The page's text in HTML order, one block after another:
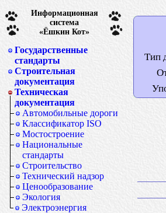
Информационная
система
«Ёшкин Кот»
Государственные
стандарты
Строительная
документация
Техническая
документация
Автомобильные дороги
Классификатор ISO
Мостостроение
Национальные
стандарты
Строительство
Технический надзор
Ценообразование
Экология
Электроэнергия
Тип